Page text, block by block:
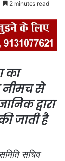
2 minutes read
का
नीमच से
द्वारा
जाती है
सचिव